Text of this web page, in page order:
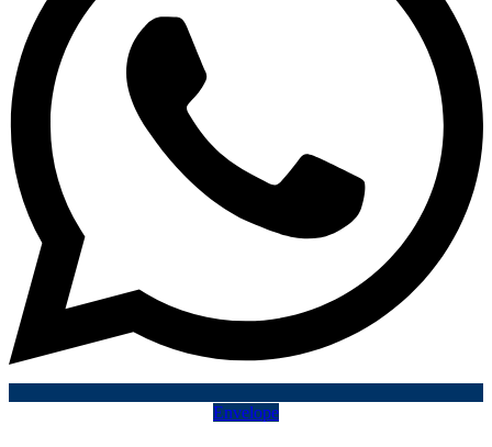
Envelope